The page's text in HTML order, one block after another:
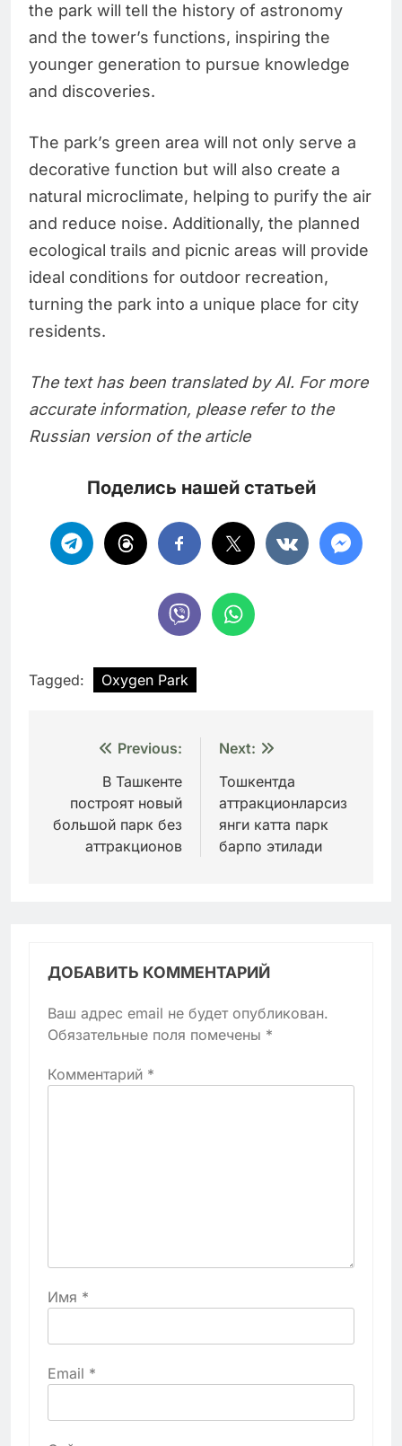
the park will tell the history of astronomy
and the tower’s functions, inspiring the
younger generation to pursue knowledge
and discoveries.
The park’s green area will not only serve a
decorative function but will also create a
natural microclimate, helping to purify the air
and reduce noise. Additionally, the planned
ecological trails and picnic areas will provide
ideal conditions for outdoor recreation,
turning the park into a unique place for city
residents.
The text has been translated by AI. For more
accurate information, please refer to the
Russian version of the article
Поделись нашей статьей
Tagged: Oxygen Park
Навигация
записям
Previous:
В Ташкенте
построят новый
большой парк без
аттракционов
Next:
Тошкентда
аттракционларсиз
янги катта парк
барпо этилади
ДОБАВИТЬ КОММЕНТАРИЙ
Ваш адрес email не будет опубликован.
Обязательные поля помечены *
Комментарий *
Имя *
Email *